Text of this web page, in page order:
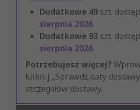
Dodatkowe 49 szt.
sierpnia 2026
Dodatkowe 93 szt.
sierpnia 2026
Potrzebujesz więcej?
kliknij „Sprawdź daty
szczegółów dostawy.